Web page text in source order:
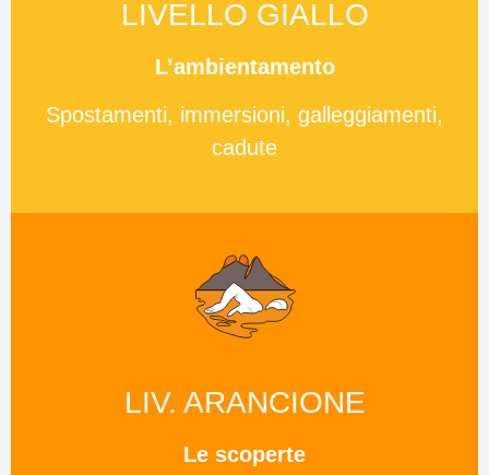
LIVELLO GIALLO
L’ambientamento
Spostamenti, immersioni, galleggiamenti,
cadute
LIV. ARANCIONE
Le scoperte